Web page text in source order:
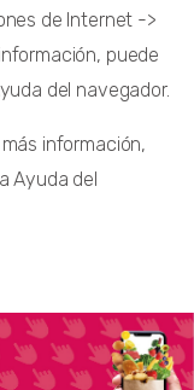
de Internet ->
puede
del navegador.
información,
Ayuda del